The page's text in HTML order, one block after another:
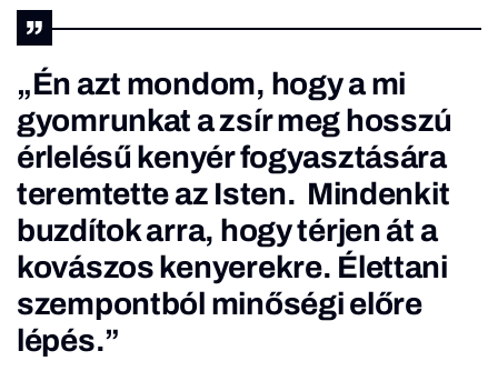
„Én azt mondom, hogy a mi
gyomrunkat a zsír meg hosszú
érlelésű kenyér fogyasztására
teremtette az Isten. Mindenkit
buzdítok arra, hogy térjen át a
kovászos kenyerekre. Élettani
szempontból minőségi előre
lépés.”